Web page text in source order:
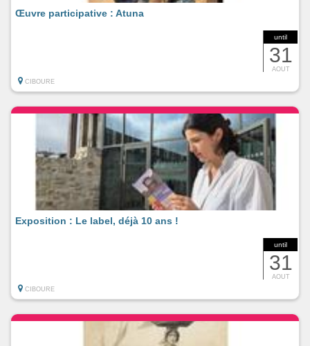
until
31
AOUT
Œuvre participative : Atuna
CIBOURE
until
31
AOUT
Exposition : Le label, déjà 10 ans !
CIBOURE